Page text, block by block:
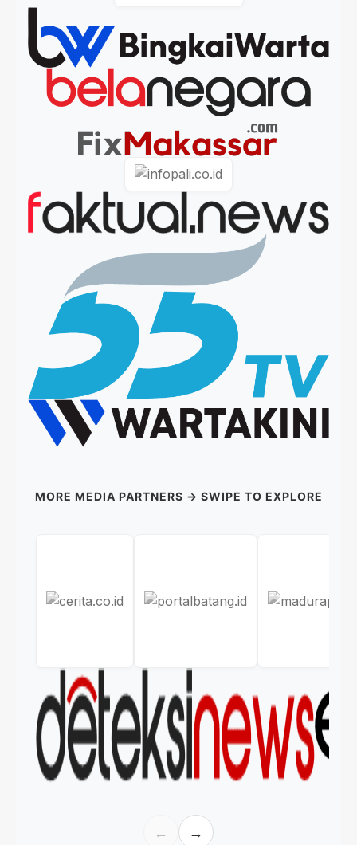
MORE MEDIA PARTNERS → SWIPE TO EXPLORE
← →